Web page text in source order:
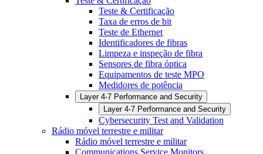
Teste & Certificação
Taxa de erros de bit
Teste de Ethernet
Identificadores de fibras
Limpeza e inspeção de fibra
Sensores de fibra óptica
Equipamentos de teste MPO
Medidores de potência
Layer 4-7 Performance and Security
Layer 4-7 Performance and Security
Cybersecurity Test and Validation
Rádio móvel terrestre e militar
Rádio móvel terrestre e militar